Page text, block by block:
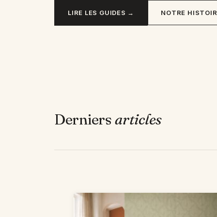
LIRE LES GUIDES → NOTRE
Derniersarticles